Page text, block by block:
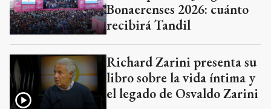
Bonaerenses 2026: cuánto
recibirá Tandil
Richard Zarini presenta su
libro sobre la vida íntima y
el legado de Osvaldo Zarini